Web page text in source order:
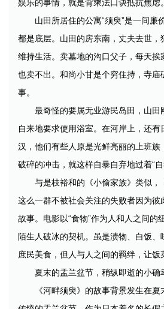
娱乐的事情，就是背乘法口诀抵抗焦虑。
山田所居住的公寓“须臾”是一间廉
都是底层。山田的房东南，丈夫去世，
维持生活。卖墓地的沟口父子，每天挨
也卖不出。和尚小甘是个穷住持，寺庙
事。
最奇怪的要属无业游民岛田，山田
自来地要求使用浴室。在河岸上，还有
汉，他们有些人原是光鲜亮丽的上班族
破碎的冲击，就这样自暴自弃地过着“自
与是枝裕和的《小偷家族》类似，
这么一群不被社会关注的失败者因为彼
故事。电影以“食物”作为人和人之间的
陌生人破冰的契机。虽是渍物、白饭、
庶民美食，但人与人之间的羁绊，让饭
夏末的盂兰盆节，稍纵即逝的小确
《河畔须臾》的故事背景发生在